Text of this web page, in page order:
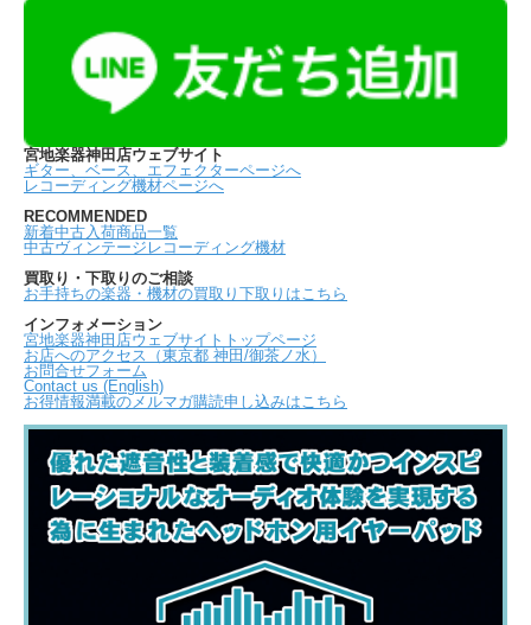
宮地楽器神田店ウェブサイト
ギター、ベース、エフェクターページへ
レコーディング機材ページへ
RECOMMENDED
新着中古入荷商品一覧
中古ヴィンテージレコーディング機材
買取り・下取りのご相談
お手持ちの楽器・機材の買取り下取りはこちら
インフォメーション
宮地楽器神田店ウェブサイトトップページ
お店へのアクセス（東京都 神田/御茶ノ水）
お問合せフォーム
Contact us (English)
お得情報満載のメルマガ購読申し込みはこちら